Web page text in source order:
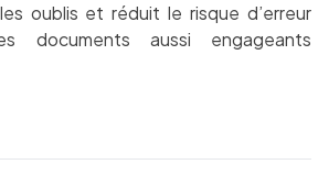
oublis et réduit le risque d’erreur
documents aussi engageants